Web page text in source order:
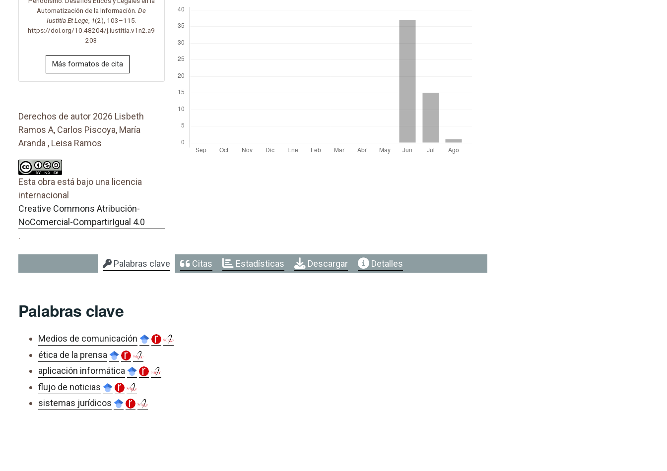
Automatización de la Información.De
Iustitia Et Lege, 1(2), 103–115.
https://doi.org/10.48204/j.iustitia.v1n2.a9
203
Más formatos de cita
Derechos de autor 2026 Lisbeth
Ramos A, Carlos Piscoya, María
Aranda , Leisa Ramos
Esta obra está bajo una licencia
internacional
Creative Commons Atribución-
NoComercial-CompartirIgual 4.0
.
Palabras clave Citas Estadísticas Descargar Detalles
Palabras clave
Medios de comunicación
ética de la prensa
aplicación informática
flujo de noticias
sistemas jurídicos